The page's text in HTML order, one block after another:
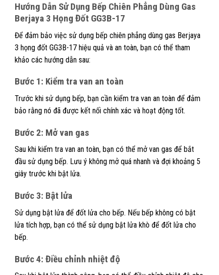
Hướng Dẫn Sử Dụng Bếp Chiên Phẳng Dùng Gas
Berjaya 3 Họng Đốt GG3B-17
Để đảm bảo việc sử dụng bếp chiên phẳng dùng gas Berjaya
3 họng đốt GG3B-17 hiệu quả và an toàn, bạn có thể tham
khảo các hướng dẫn sau:
Bước 1: Kiểm tra van an toàn
Trước khi sử dụng bếp, bạn cần kiểm tra van an toàn để đảm
bảo rằng nó đã được kết nối chính xác và hoạt động tốt.
Bước 2: Mở van gas
Sau khi kiểm tra van an toàn, bạn có thể mở van gas để bắt
đầu sử dụng bếp. Lưu ý không mở quá nhanh và đợi khoảng 5
giây trước khi bật lửa.
Bước 3: Bật lửa
Sử dụng bật lửa để đốt lửa cho bếp. Nếu bếp không có bật
lửa tích hợp, bạn có thể sử dụng bật lửa khò để đốt lửa cho
bếp.
Bước 4: Điều chỉnh nhiệt độ